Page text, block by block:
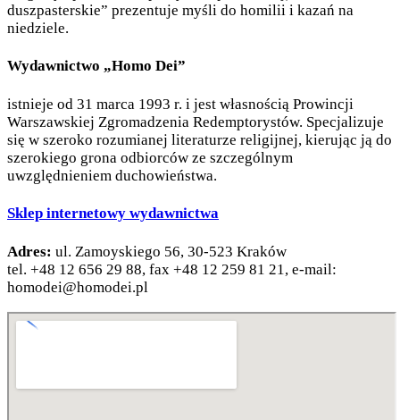
duszpasterskie” prezentuje myśli do homilii i kazań na
niedziele.
Wydawnictwo „Homo Dei”
istnieje od 31 marca 1993 r. i jest własnością Prowincji
Warszawskiej Zgromadzenia Redemptorystów. Specjalizuje
się w szeroko rozumianej literaturze religijnej, kierując ją do
szerokiego grona odbiorców ze szczególnym
uwzględnieniem duchowieństwa.
Sklep internetowy wydawnictwa
Adres: ul. Zamoyskiego 56, 30-523 Kraków
tel. +48 12 656 29 88, fax +48 12 259 81 21, e-mail:
homodei@homodei.pl